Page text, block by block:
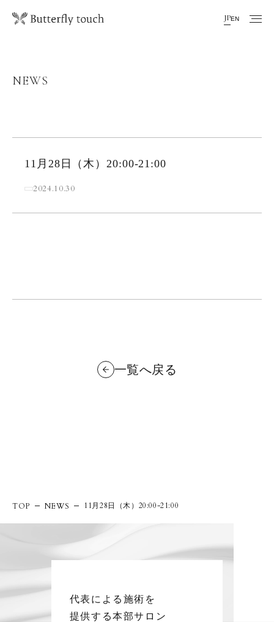
EN
JP
NEWS
11月28日（木）20:00-21:00
2024.10.30
一覧へ戻る
TOP NEWS 11月28日（木）20:00-21:00
代表による施術を
提供する本部サロン